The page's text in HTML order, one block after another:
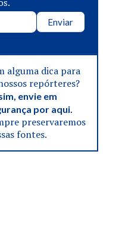
Enviar
alguma dica para
repórteres?
envie em
por aqui.
preservaremos
fontes.